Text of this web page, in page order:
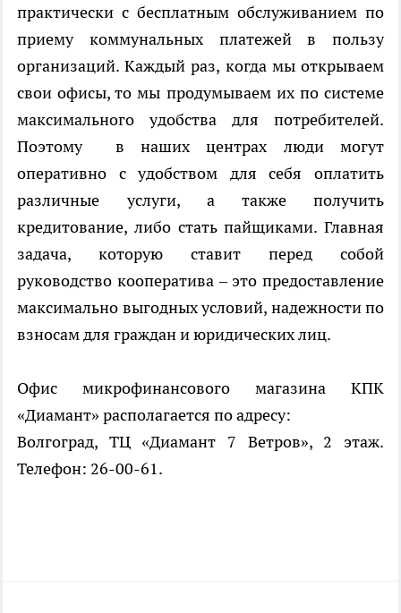
практически с бесплатным обслуживанием по
приему коммунальных платежей в пользу
организаций. Каждый раз, когда мы открываем
свои офисы, то мы продумываем их по системе
максимального удобства для потребителей.
Поэтому
в наших центрах люди могут
оперативно с удобством для себя оплатить
различные услуги, а также получить
кредитование, либо стать пайщиками. Главная
задача, которую ставит перед собой
руководство кооператива – это предоставление
максимально выгодных условий, надежности по
взносам для граждан и юридических лиц.
Офис микрофинансового магазина КПК
«Диамант» располагается по адресу:
Волгоград, ТЦ «Диамант 7 Ветров», 2 этаж.
Телефон: 26-00-61.